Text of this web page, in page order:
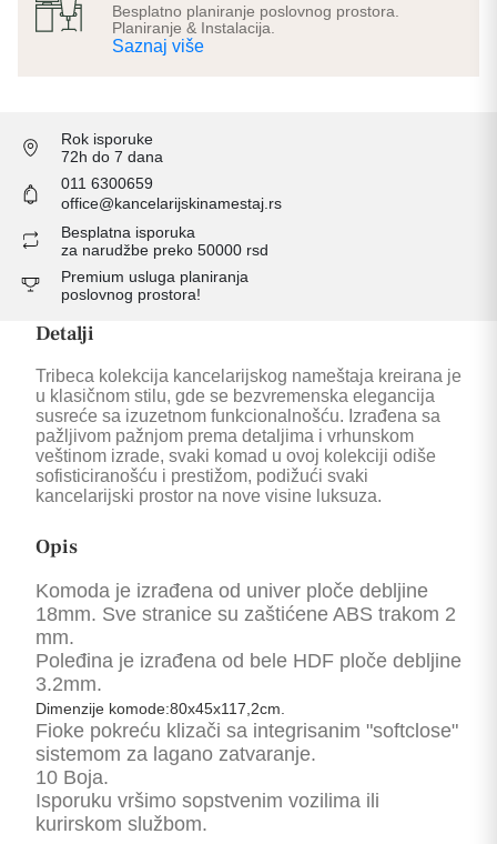
Besplatno planiranje poslovnog prostora.
Planiranje & Instalacija.
Saznaj više
Rok isporuke
72h do 7 dana
011 6300659
office@kancelarijskinamestaj.rs
Besplatna isporuka
za narudžbe preko 50000 rsd
Premium usluga planiranja
poslovnog prostora!
Detalji
Tribeca kolekcija kancelarijskog nameštaja kreirana je
u klasičnom stilu, gde se bezvremenska elegancija
susreće sa izuzetnom funkcionalnošću. Izrađena sa
pažljivom pažnjom prema detaljima i vrhunskom
veštinom izrade, svaki komad u ovoj kolekciji odiše
sofisticiranošću i prestižom, podižući svaki
kancelarijski prostor na nove visine luksuza.
Opis
Komoda je izrađena od univer ploče debljine
18mm. Sve stranice su zaštićene ABS trakom 2
mm.
Poleđina je izrađena od bele HDF ploče debljine
3.2mm.
Dimenzije komode:80x45x117,2cm.
Fioke pokreću klizači sa integrisanim "softclose"
sistemom za lagano zatvaranje.
10 Boja.
Isporuku vršimo sopstvenim vozilima ili
kurirskom službom.